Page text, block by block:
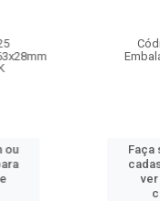
ou
Faça
ver